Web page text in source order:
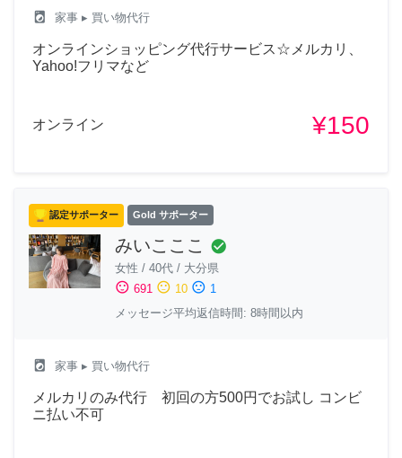
local_laundry_service 家事 ▸ 買い物代行
オンラインショッピング代行サービス☆メルカリ、
Yahoo!フリマなど
オンライン ¥150
認定サポーター Gold サポーター
みいこここ check_circle
女性 / 40代 / 大分県
sentiment_satisfied 691 sentiment_neutral 10 sentiment_dissatisfied 1
メッセージ平均返信時間: 8時間以内
local_laundry_service 家事 ▸ 買い物代行
メルカリのみ代行 初回の方500円でお試し コンビ
ニ払い不可